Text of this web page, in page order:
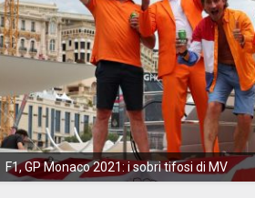
F1, GP Monaco 2021: i sobri tifosi di MV